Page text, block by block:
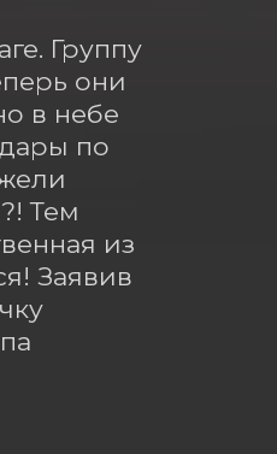
Группу
они
в небе
по
Тем
из
Заявив